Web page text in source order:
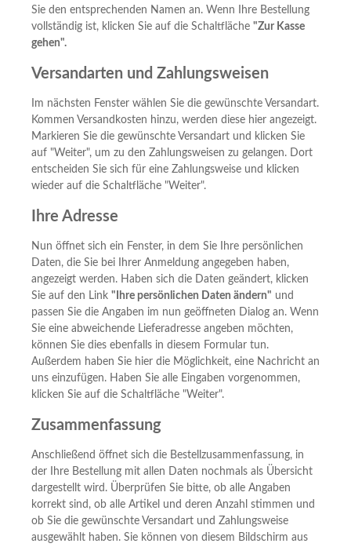
Sie den entsprechenden Namen an. Wenn Ihre Bestellung
vollständig ist, klicken Sie auf die Schaltfläche "Zur Kasse
gehen".
Versandarten und Zahlungsweisen
Im nächsten Fenster wählen Sie die gewünschte Versandart.
Kommen Versandkosten hinzu, werden diese hier angezeigt.
Markieren Sie die gewünschte Versandart und klicken Sie
auf "Weiter", um zu den Zahlungsweisen zu gelangen. Dort
entscheiden Sie sich für eine Zahlungsweise und klicken
wieder auf die Schaltfläche "Weiter".
Ihre Adresse
Nun öffnet sich ein Fenster, in dem Sie Ihre persönlichen
Daten, die Sie bei Ihrer Anmeldung angegeben haben,
angezeigt werden. Haben sich die Daten geändert, klicken
Sie auf den Link "Ihre persönlichen Daten ändern" und
passen Sie die Angaben im nun geöffneten Dialog an. Wenn
Sie eine abweichende Lieferadresse angeben möchten,
können Sie dies ebenfalls in diesem Formular tun.
Außerdem haben Sie hier die Möglichkeit, eine Nachricht an
uns einzufügen. Haben Sie alle Eingaben vorgenommen,
klicken Sie auf die Schaltfläche "Weiter".
Zusammenfassung
Anschließend öffnet sich die Bestellzusammenfassung, in
der Ihre Bestellung mit allen Daten nochmals als Übersicht
dargestellt wird. Überprüfen Sie bitte, ob alle Angaben
korrekt sind, ob alle Artikel und deren Anzahl stimmen und
ob Sie die gewünschte Versandart und Zahlungsweise
ausgewählt haben. Sie können von diesem Bildschirm aus